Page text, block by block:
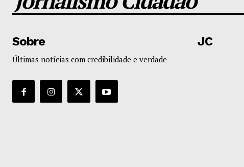
Sobre
Últimas notícias com credibilidade e verdade
JC